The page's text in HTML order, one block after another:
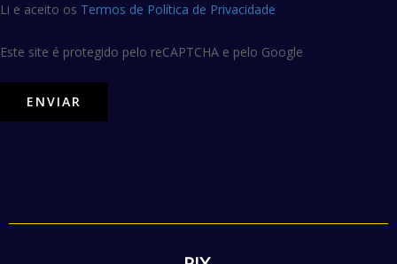
Li e aceito os Termos de Política de Privacidade
Este site é protegido pelo reCAPTCHA e pelo Google